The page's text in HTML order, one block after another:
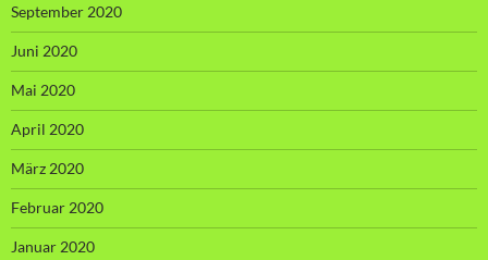
September 2020
Juni 2020
Mai 2020
April 2020
März 2020
Februar 2020
Januar 2020